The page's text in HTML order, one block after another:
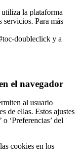
la plataforma
servicios. Para más
doubleclick y a
el navegador
al usuario
de ellas. Estos ajustes
‘Preferencias’ del
cookies en los